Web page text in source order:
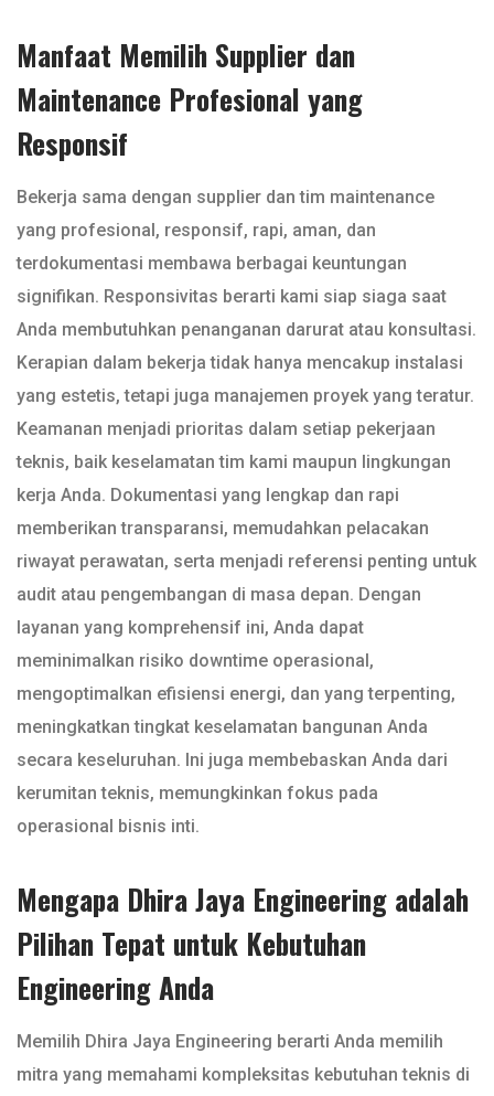
Manfaat Memilih Supplier dan
Maintenance Profesional yang
Responsif
Bekerja sama dengan supplier dan tim maintenance
yang profesional, responsif, rapi, aman, dan
terdokumentasi membawa berbagai keuntungan
signifikan. Responsivitas berarti kami siap siaga saat
Anda membutuhkan penanganan darurat atau konsultasi.
Kerapian dalam bekerja tidak hanya mencakup instalasi
yang estetis, tetapi juga manajemen proyek yang teratur.
Keamanan menjadi prioritas dalam setiap pekerjaan
teknis, baik keselamatan tim kami maupun lingkungan
kerja Anda. Dokumentasi yang lengkap dan rapi
memberikan transparansi, memudahkan pelacakan
riwayat perawatan, serta menjadi referensi penting untuk
audit atau pengembangan di masa depan. Dengan
layanan yang komprehensif ini, Anda dapat
meminimalkan risiko downtime operasional,
mengoptimalkan efisiensi energi, dan yang terpenting,
meningkatkan tingkat keselamatan bangunan Anda
secara keseluruhan. Ini juga membebaskan Anda dari
kerumitan teknis, memungkinkan fokus pada
operasional bisnis inti.
Mengapa Dhira Jaya Engineering adalah
Pilihan Tepat untuk Kebutuhan
Engineering Anda
Memilih Dhira Jaya Engineering berarti Anda memilih
mitra yang memahami kompleksitas kebutuhan teknis di